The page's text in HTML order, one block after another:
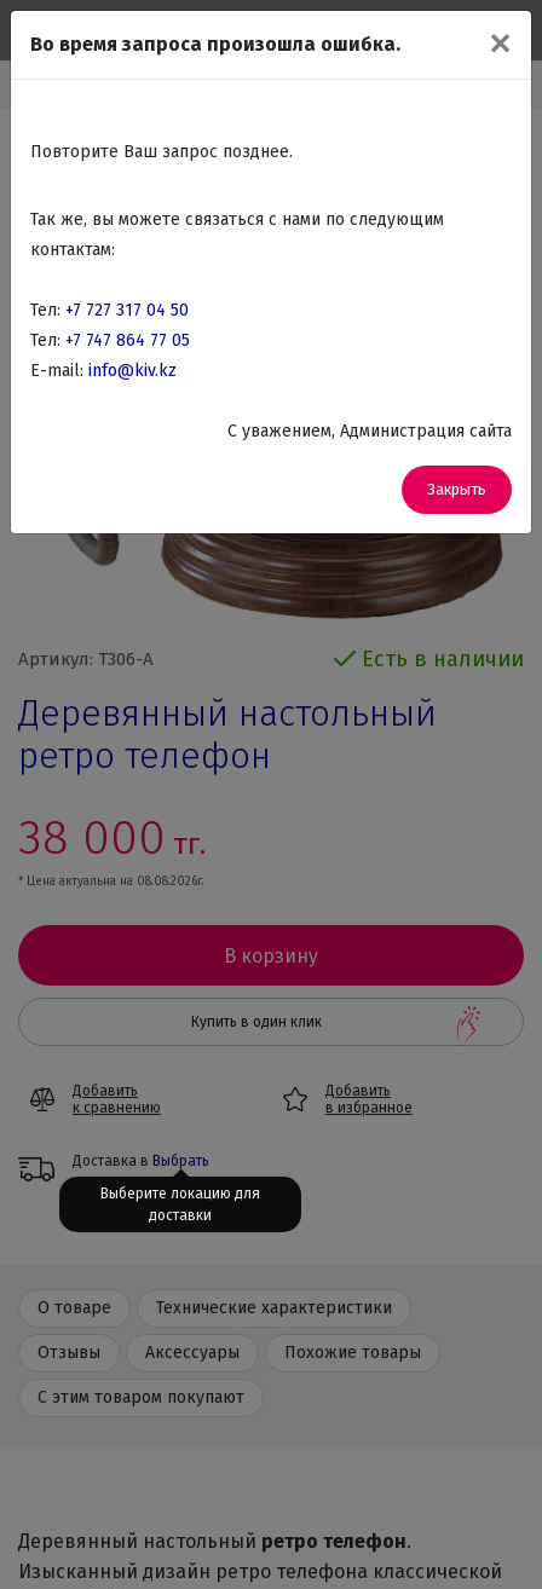
Артикул: T306-A Есть в наличии
Деревянный настольный
ретро телефон
38 000 тг.
* Цена актуальна на 08.08.2026г.
В корзину
Купить в один клик
Добавить
к сравнению
Добавить
в избранное
Доставка в Выбрать
О товаре Технические характеристики
Отзывы Аксессуары Похожие товары
С этим товаром покупают
Деревянный настольный ретро телефон.
Изысканный дизайн ретро телефона классической
✕
Во время запроса произошла ошибка.
Повторите Ваш запрос позднее.
Так же, вы можете связаться с нами по следующим
контактам:
Тел: +7 727 317 04 50
Тел: +7 747 864 77 05
E-mail: info@kiv.kz
C уважением, Администрация сайта
Закрыть
Выберите локацию для
доставки